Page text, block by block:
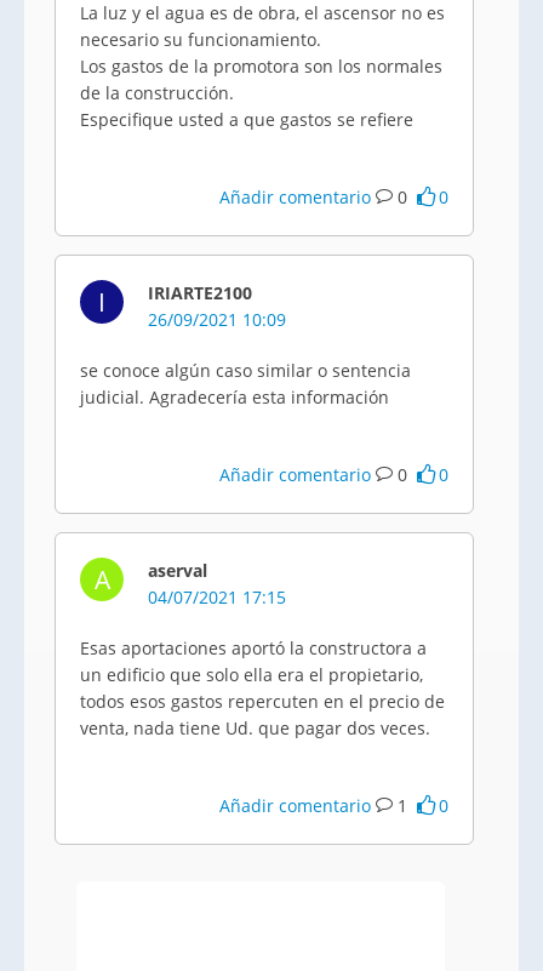
La luz y el agua es de obra, el ascensor no es
necesario su funcionamiento.
Los gastos de la promotora son los normales
de la construcción.
Especifique usted a que gastos se refiere
Añadir comentario 0 0
I
IRIARTE2100
26/09/2021 10:09
se conoce algún caso similar o sentencia
judicial. Agradecería esta información
Añadir comentario 0 0
A
aserval
04/07/2021 17:15
Esas aportaciones aportó la constructora a
un edificio que solo ella era el propietario,
todos esos gastos repercuten en el precio de
venta, nada tiene Ud. que pagar dos veces.
Añadir comentario 1 0